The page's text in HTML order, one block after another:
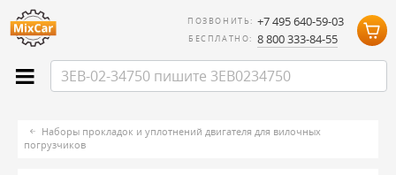
ПОЗВОНИТЬ: +7 495 640-59-03
БЕСПЛАТНО: 8 800 333-84-55
Наборы прокладок и уплотнений двигателя для вилочных
погрузчиков